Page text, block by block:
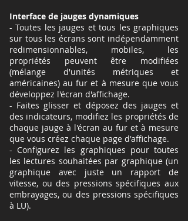
Interface de jauges dynamiques
- Toutes les jauges et tous les graphiques
sur tous les écrans sont indépendamment
redimensionnables, mobiles, les
propriétés peuvent être modifiées
(mélange d'unités métriques et
américaines) au fur et à mesure que vous
développez l'écran d'affichage.
- Faites glisser et déposez des jauges et
des indicateurs, modifiez les propriétés de
chaque jauge à l'écran au fur et à mesure
que vous créez chaque page d'affichage.
- Configurez les graphiques pour toutes
les lectures souhaitées par graphique (un
graphique avec juste un rapport de
vitesse, ou des pressions spécifiques aux
embrayages, ou des pressions spécifiques
à LU).